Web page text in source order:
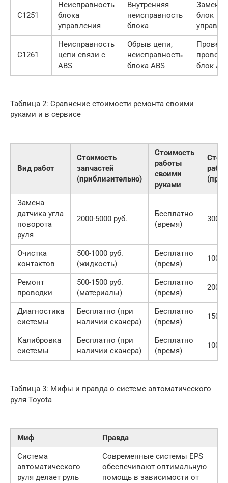
C1251
Неисправность
блока
управления
Внутренняя
неисправность
блока
блок
C1261
Неисправность
цепи связи с
ABS
Обрыв цепи,
неисправность
блока ABS
блок
Таблица 2: Сравнение стоимости ремонта своими
руками и в сервисе
Вид работ
Стоимость
запчастей
(приблизительно)
Стоимость
работы
своими
руками
Замена
датчика угла
поворота
руля
2000-5000 руб.
Бесплатно
(время)
3000-
Очистка
контактов
500-1000 руб.
(жидкость)
Бесплатно
(время)
1000-
Ремонт
проводки
500-1500 руб.
(материалы)
Бесплатно
(время)
2000-
Диагностика
системы
Бесплатно (при
наличии сканера)
Бесплатно
(время)
1500-
Калибровка
системы
Бесплатно (при
наличии сканера)
Бесплатно
(время)
1000-
Таблица 3: Мифы и правда о системе автоматического
руля Toyota
Миф
Правда
Система
автоматического
руля делает руль
Современные системы EPS
обеспечивают оптимальную
помощь в зависимости от